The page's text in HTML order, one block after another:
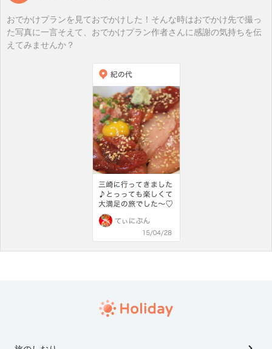
おでかけプランを見ておでかけした！そんな時はおでかけ先で撮っ
た写真に一言そえて、おでかけプラン作者さんに感謝の気持ちを伝
えてみませんか？